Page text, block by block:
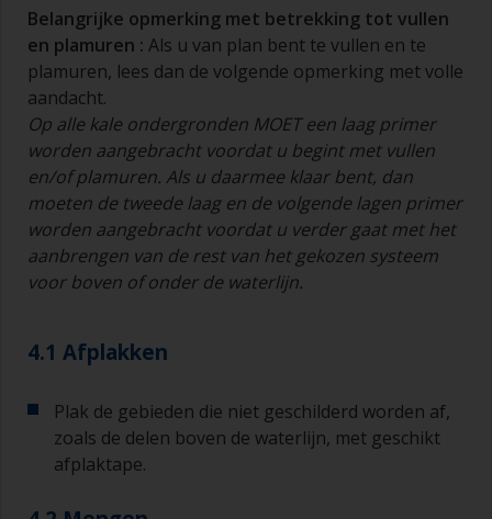
Belangrijke opmerking met betrekking tot vullen
en plamuren : Als u van plan bent te vullen en te
plamuren, lees dan de volgende opmerking met volle
aandacht.
Op alle kale ondergronden MOET een laag primer
worden aangebracht voordat u begint met vullen
en/ofplamuren. Als u daarmee klaar bent, dan
moeten de tweede laag en de volgende lagen primer
worden aangebracht voordat u verder gaat met het
aanbrengen van de rest van het gekozen systeem
voor boven of onder de waterlijn.
4.1 Afplakken
Plak de gebieden die niet geschilderd worden af,
zoals de delen boven de waterlijn, met geschikt
afplaktape.